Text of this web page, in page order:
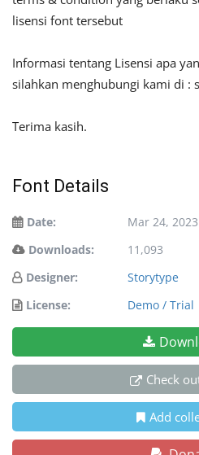
lisensi font tersebut
Informasi tentang Lisensi apa
silahkan menghubungi kami di :
Terima kasih.
Font Details
Date:
Mar 24, 2023
Downloads:
11,093
Designer:
Storytype
License:
Demo / Trial
Check
Add